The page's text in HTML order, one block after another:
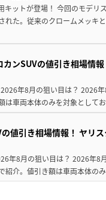
キットが登場！ 今回のモデリ
れた。従来のクロームメッキ
カンSUVの値引き相場情
年8月の狙い目は？ 2026
は車両本体のみを対象として
値引き相場情報！ ヤリ
年8月の狙い目は？ 2026年8
紹介。値引き額は車両本体の